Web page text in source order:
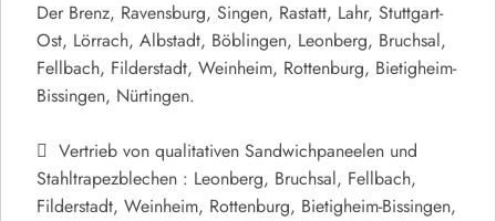
Der Brenz, Ravensburg, Singen, Rastatt, Lahr, Stuttgart-
Ost, Lörrach, Albstadt, Böblingen, Leonberg, Bruchsal,
Fellbach, Filderstadt, Weinheim, Rottenburg, Bietigheim-
Bissingen, Nürtingen.
Vertrieb von qualitativen Sandwichpaneelen und
Stahltrapezblechen : Leonberg, Bruchsal, Fellbach,
Filderstadt, Weinheim, Rottenburg, Bietigheim-Bissingen,